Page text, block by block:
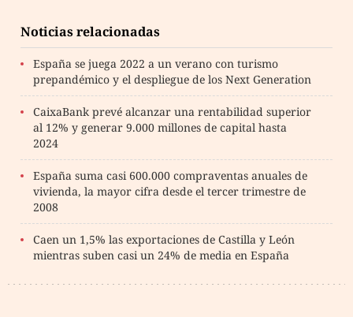
Noticias relacionadas
España se juega 2022 a un verano con turismo
prepandémico y el despliegue de los Next Generation
CaixaBank prevé alcanzar una rentabilidad superior
al 12% y generar 9.000 millones de capital hasta
2024
España suma casi 600.000 compraventas anuales de
vivienda, la mayor cifra desde el tercer trimestre de
2008
Caen un 1,5% las exportaciones de Castilla y León
mientras suben casi un 24% de media en España